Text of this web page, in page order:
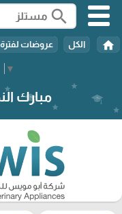
▼
search
home الكل عروضات
مبارك